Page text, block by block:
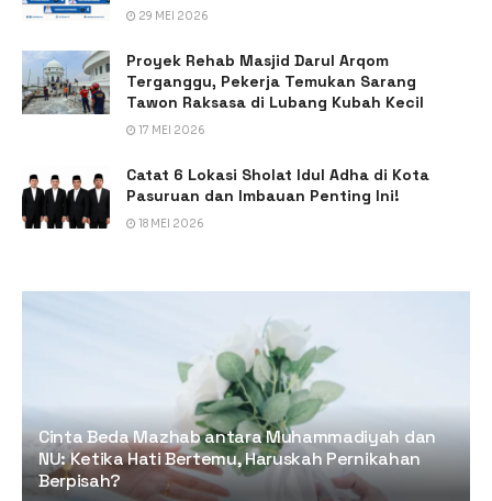
29 MEI 2026
Proyek Rehab Masjid Darul Arqom
Terganggu, Pekerja Temukan Sarang
Tawon Raksasa di Lubang Kubah Kecil
17 MEI 2026
Catat 6 Lokasi Sholat Idul Adha di Kota
Pasuruan dan Imbauan Penting Ini!
18 MEI 2026
Cinta Beda Mazhab antara Muhammadiyah dan
NU: Ketika Hati Bertemu, Haruskah Pernikahan
Berpisah?